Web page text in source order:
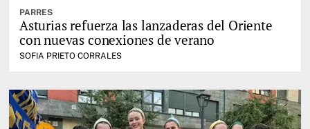
PARRES
Asturias refuerza las lanzaderas del Oriente
con nuevas conexiones de verano
SOFIA PRIETO CORRALES